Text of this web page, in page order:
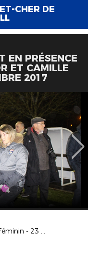
CHER DE
EN PRÉSENCE
ET CAMILLE
2017
Rentrée du Foot Féminin - 23 septembre 2017